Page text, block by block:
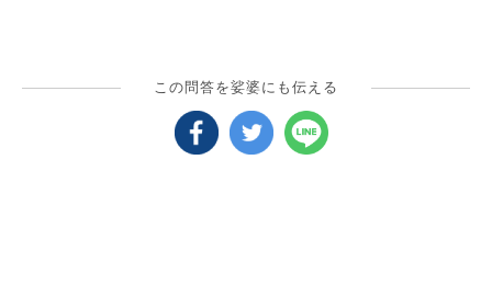
この問答を娑婆にも伝える